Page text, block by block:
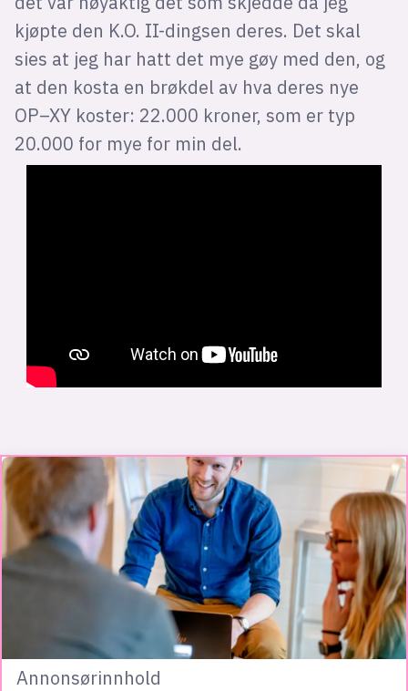
kjøpte den K.O. II-dingsen deres. Det skal
sies at jeg har hatt det mye gøy med den, og
at den kosta en brøkdel av hva deres nye
OP–XY koster: 22.000 kroner, som er typ
20.000 for mye for min del.
Annonsørinnhold